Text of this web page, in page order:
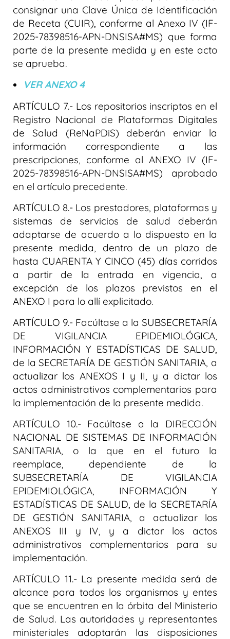
consignar una Clave Única de Identificación
de Receta (CUIR), conforme al Anexo IV (IF-
2025-78398516-APN-DNSISA#MS) que forma
parte de la presente medida y en este acto
se aprueba.
VER ANEXO 4
ARTÍCULO 7.- Los repositorios inscriptos en el
Registro Nacional de Plataformas Digitales
de Salud (ReNaPDiS) deberán enviar la
información correspondiente a las
prescripciones, conforme al ANEXO IV (IF-
2025-78398516-APN-DNSISA#MS) aprobado
en el artículo precedente.
ARTÍCULO 8.- Los prestadores, plataformas y
sistemas de servicios de salud deberán
adaptarse de acuerdo a lo dispuesto en la
presente medida, dentro de un plazo de
hasta CUARENTA Y CINCO (45) días corridos
a partir de la entrada en vigencia, a
excepción de los plazos previstos en el
ANEXO I para lo allí explicitado.
ARTÍCULO 9.- Facúltase a la SUBSECRETARÍA
DE VIGILANCIA EPIDEMIOLÓGICA,
INFORMACIÓN Y ESTADÍSTICAS DE SALUD,
de la SECRETARÍA DE GESTIÓN SANITARIA, a
actualizar los ANEXOS I y II, y a dictar los
actos administrativos complementarios para
la implementación de la presente medida.
ARTÍCULO 10.- Facúltase a la DIRECCIÓN
NACIONAL DE SISTEMAS DE INFORMACIÓN
SANITARIA, o la que en el futuro la
reemplace, dependiente de la
SUBSECRETARÍA DE VIGILANCIA
EPIDEMIOLÓGICA, INFORMACIÓN Y
ESTADÍSTICAS DE SALUD, de la SECRETARÍA
DE GESTIÓN SANITARIA, a actualizar los
ANEXOS III y IV, y a dictar los actos
administrativos complementarios para su
implementación.
ARTÍCULO 11.- La presente medida será de
alcance para todos los organismos y entes
que se encuentren en la órbita del Ministerio
de Salud. Las autoridades y representantes
ministeriales adoptarán las disposiciones